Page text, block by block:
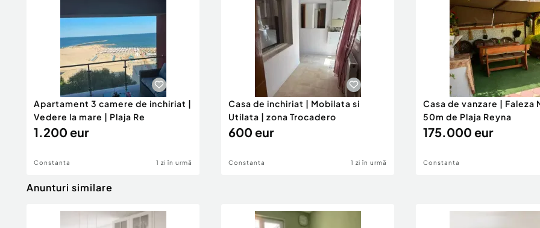
Apartament 3 camere de inchiriat |
Vedere la mare | Plaja Re
1.200 eur
Constanta 1 zi în urmă
Casa de inchiriat | Mobilata si
Utilata | zona Trocadero
600 eur
Constanta 1 zi în urmă
Casa de vanzare | Faleza
50m de Plaja Reyna
175.000 eur
Constanta
Anunturi similare